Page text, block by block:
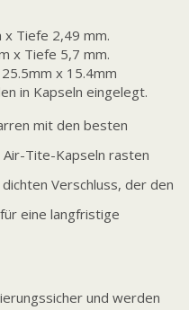
x Tiefe 2,49 mm.
x Tiefe 5,7 mm.
x 15.4mm
in Kapseln eingelegt.
mit den besten
Air-Tite-Kapseln rasten
Verschluss, der den
eine langfristige
und werden